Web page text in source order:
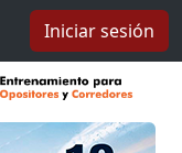
Iniciar sesión